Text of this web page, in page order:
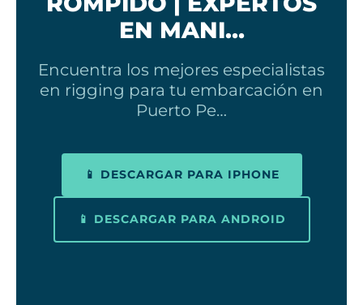
EN MANI…
Encuentra los mejores especialistas
en rigging para tu embarcación en
Puerto Pe…
📱 DESCARGAR PARA IPHONE
📱 DESCARGAR PARA ANDROID